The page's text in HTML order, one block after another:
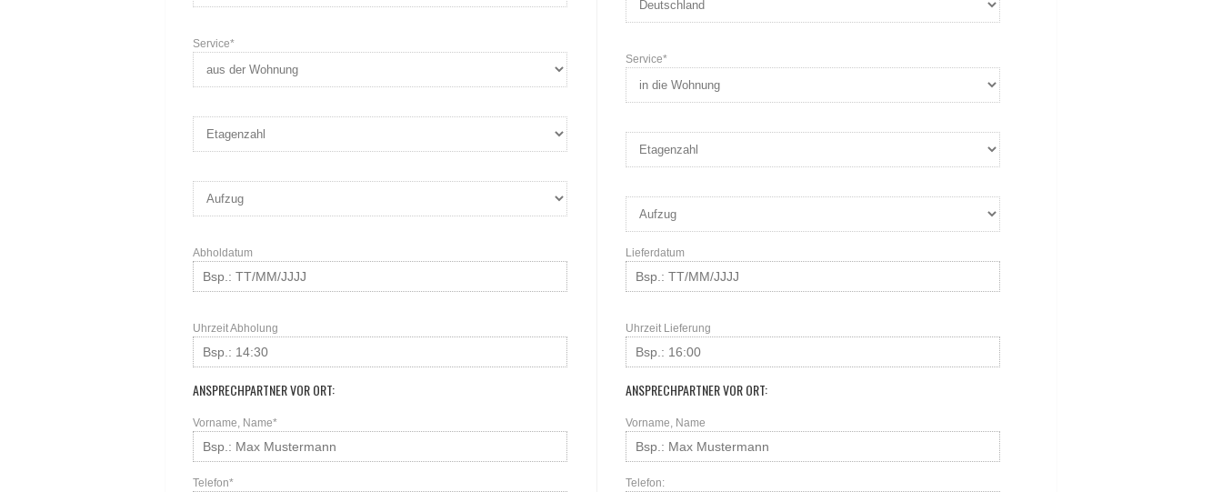
Service*
Abholdatum
Uhrzeit Abholung
ANSPRECHPARTNER VOR ORT:
Vorname, Name*
Telefon*
Service*
Lieferdatum
Uhrzeit Lieferung
ANSPRECHPARTNER VOR ORT:
Vorname, Name
Telefon: